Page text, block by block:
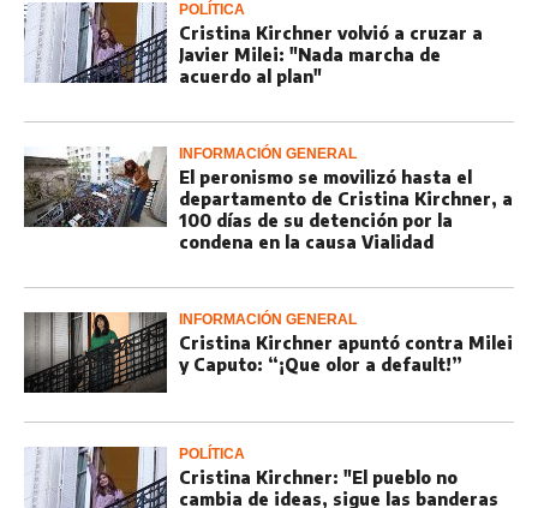
POLÍTICA
Cristina Kirchner volvió a cruzar a
Javier Milei: "Nada marcha de
acuerdo al plan"
INFORMACIÓN GENERAL
El peronismo se movilizó hasta el
departamento de Cristina Kirchner, a
100 días de su detención por la
condena en la causa Vialidad
INFORMACIÓN GENERAL
Cristina Kirchner apuntó contra Milei
y Caputo: “¡Que olor a default!”
POLÍTICA
Cristina Kirchner: "El pueblo no
cambia de ideas, sigue las banderas